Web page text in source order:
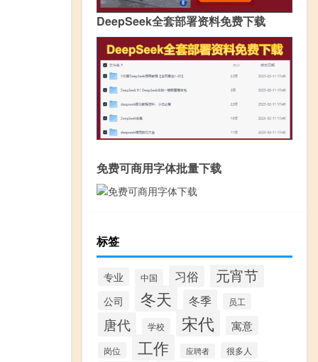
DeepSeek全套部署资料免费下载
免费可商用字体批量下载
标签
专业 中国 习俗 元宵节
公司 冬天 冬季 员工
唐代 学校 宋代 寓意
岗位 工作 应聘者 很多人